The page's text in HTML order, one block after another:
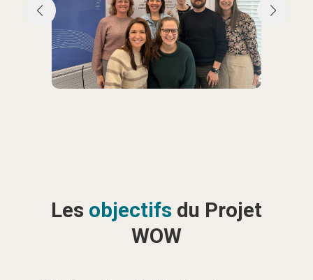
Les objectifs du Projet
WOW